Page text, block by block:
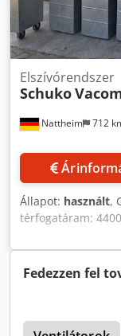
Nattheim 712
Elszívórendszer
Schuko
Állapot: használt,
térfogatáram:
1/perc,
Nattheim.
Fedezzen fel